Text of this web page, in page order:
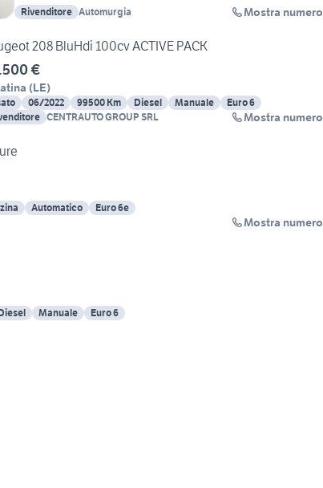
Rivenditore Automurgia Mostra numero
208 BluHdi 100cv ACTIVE PACK
€
(LE)
06/2022 99500 Km Diesel Manuale
Euro 6
CENTRAUTO GROUP SRL Mostra numero
Automatico
Euro 6e
Mostra numero
Manuale Euro 6